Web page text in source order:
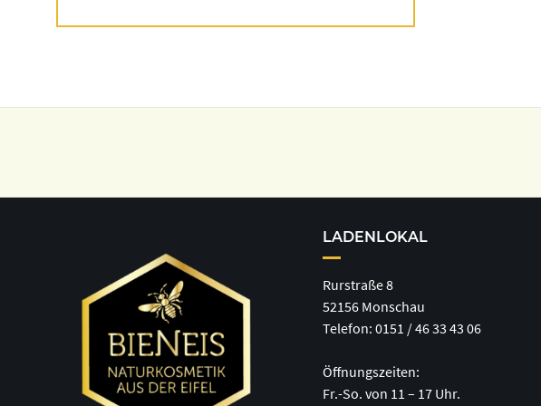
LADENLOKAL
Rurstraße 8
52156 Monschau
Telefon: 0151 / 46 33 43 06
Öffnungszeiten:
Fr.-So. von 11 – 17 Uhr.